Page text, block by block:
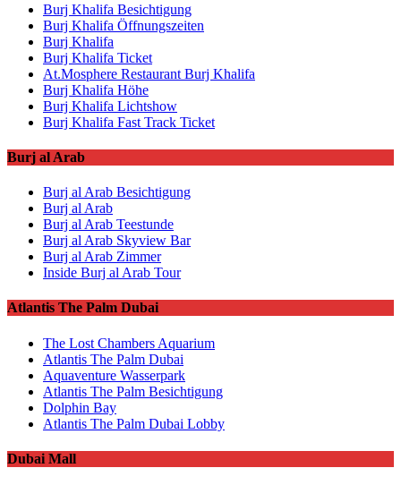
Burj Khalifa Besichtigung
Burj Khalifa Öffnungszeiten
Burj Khalifa
Burj Khalifa Ticket
At.Mosphere Restaurant Burj Khalifa
Burj Khalifa Höhe
Burj Khalifa Lichtshow
Burj Khalifa Fast Track Ticket
Burj al Arab
Burj al Arab Besichtigung
Burj al Arab
Burj al Arab Teestunde
Burj al Arab Skyview Bar
Burj al Arab Zimmer
Inside Burj al Arab Tour
Atlantis The Palm Dubai
The Lost Chambers Aquarium
Atlantis The Palm Dubai
Aquaventure Wasserpark
Atlantis The Palm Besichtigung
Dolphin Bay
Atlantis The Palm Dubai Lobby
Dubai Mall